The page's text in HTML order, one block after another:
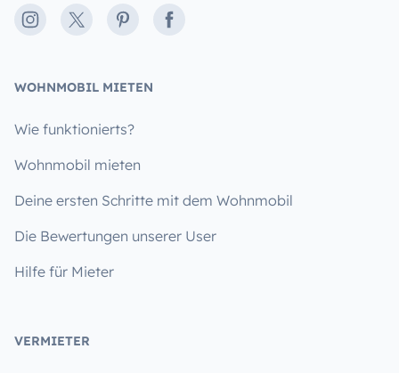
Instagram
X PinterestFacebook
WOHNMOBIL MIETEN
Wie funktionierts?
Wohnmobil mieten
Deine ersten Schritte mit dem Wohnmobil
Die Bewertungen unserer User
Hilfe für Mieter
VERMIETER